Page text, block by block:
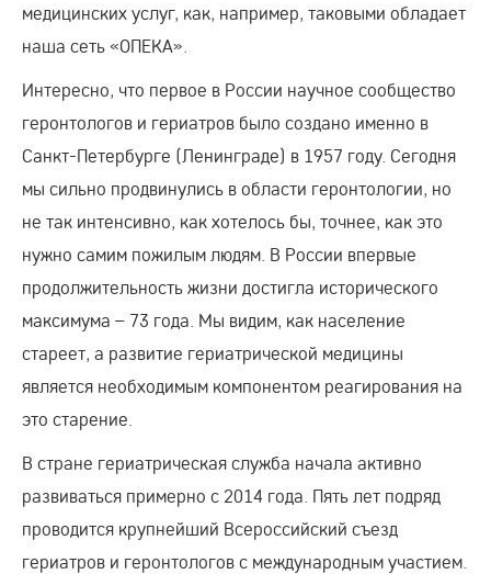
медицинских услуг, как, например, таковыми обладает
наша сеть «ОПЕКА».
Интересно, что первое в России научное сообщество
геронтологов и гериатров было создано именно в
Санкт-Петербурге (Ленинграде) в 1957 году. Сегодня
мы сильно продвинулись в области геронтологии, но
не так интенсивно, как хотелось бы, точнее, как это
нужно самим пожилым людям. В России впервые
продолжительность жизни достигла исторического
максимума – 73 года. Мы видим, как население
стареет, а развитие гериатрической медицины
является необходимым компонентом реагирования на
это старение.
В стране гериатрическая служба начала активно
развиваться примерно с 2014 года. Пять лет подряд
проводится крупнейший Всероссийский съезд
гериатров и геронтологов с международным участием.